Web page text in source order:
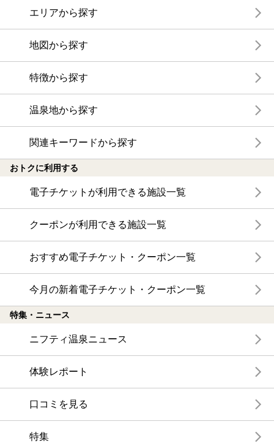
エリアから探す
地図から探す
特徴から探す
温泉地から探す
関連キーワードから探す
おトクに利用する
電子チケットが利用できる施設一覧
クーポンが利用できる施設一覧
おすすめ電子チケット・クーポン一覧
今月の新着電子チケット・クーポン一覧
特集・ニュース
ニフティ温泉ニュース
体験レポート
口コミを見る
特集